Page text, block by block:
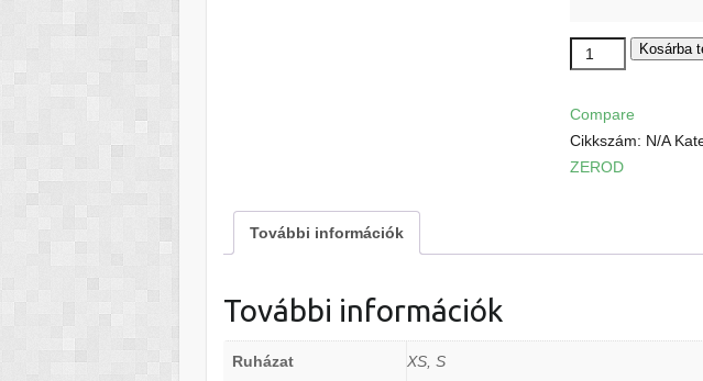
Zerod
Női
(Tropical)
Kosárba
Compare
Cikkszám: N/A
ZEROD
További információk
További információk
Ruházat XS, S